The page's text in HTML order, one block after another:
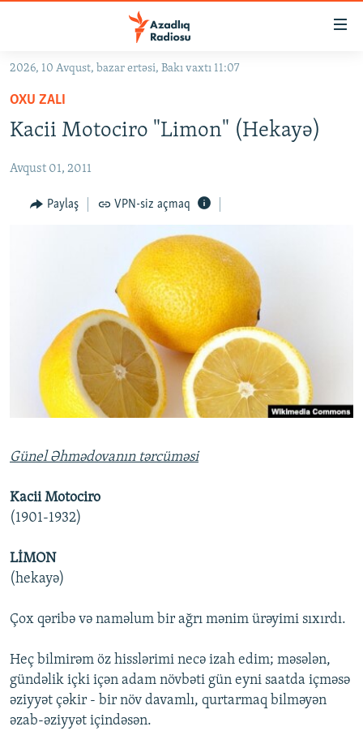
Əsas
qayıt
Əsas
qayıt
#ƏSLINDƏ
FƏRQƏ BAX
FOTOQALEREYA
İNFOQRAFIKA
KARIKATURA
RADIO ARXIV
OXU ZALI
AZƏRBAYCAN ƏDƏBIYYATI KITABXANASI
İSLAM VƏ DEMOKRATIYA
HAQQIMIZDA
MISSIYAMIZ
PEŞƏ ETIKASI VƏ JURNALISTIKA STANDARTLARIMIZ
AZADLIQRADIOSU MOBIL TELEFONUNUZDA
BIZIMLƏ ƏLAQƏ
XƏBƏR BÜLLETENLƏRIMIZ
BIZI IZLƏ
2026, 10 Avqust, bazar ertəsi, Bakı vaxtı 11:07
OXU ZALI
Kacii Motociro "Limon" (Hekayə)
Avqust 01, 2011
Paylaş VPN-siz açmaq
Günel Əhmədovanın tərcüməsi
Kacii Motociro
(1901-1932)
LİMON
(hekayə)
Çox qəribə və naməlum bir ağrı mənim ürəyimi sıxırdı.
Heç bilmirəm öz hisslərimi necə izah edim; məsələn,
gündəlik içki içən adam növbəti gün eyni saatda içməsə
əziyyət çəkir - bir növ davamlı, qurtarmaq bilməyən
əzab-əziyyət içindəsən.